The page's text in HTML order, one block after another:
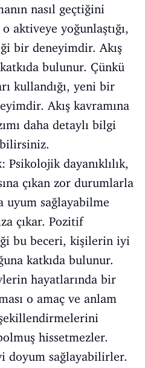
nasıl geçtiğini
aktiveye yoğunlaştığı,
bir deneyimdir. Akış
bulunur. Çünkü
kullandığı, yeni bir
Akış kavramına
daha detaylı bilgi
Psikolojik dayanıklılık,
çıkan zor durumlarla
uyum sağlayabilme
çıkar. Pozitif
bu beceri, kişilerin iyi
katkıda bulunur.
hayatlarında bir
o amaç ve anlam
hissetmezler.
doyum sağlayabilirler.